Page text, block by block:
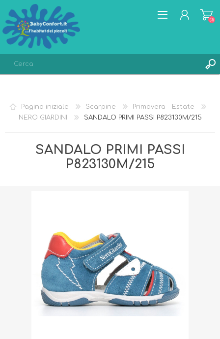
LISTA DEI DESIDERI
(0)
Pagina iniziale Scarpine
Primavera - Estate
NERO GIARDINI
SANDALO PRIMI PASSI P823130M/215
SANDALO PRIMI PASSI
P823130M/215